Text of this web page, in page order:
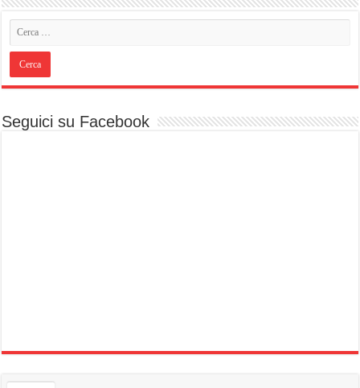
Seguici su Facebook